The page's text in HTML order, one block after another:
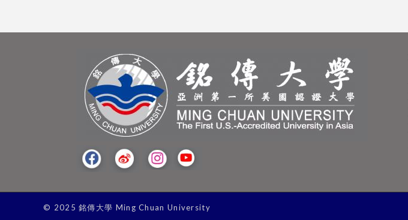
© 2025 銘傳大學 Ming Chuan University